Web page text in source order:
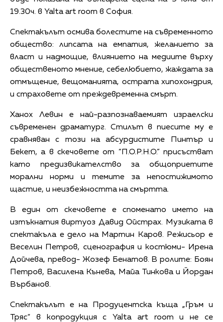
19.30ч. в Yalta art room в София.
Спектакълът осмива болестите на съвременното
общество: липсата на емпатия, желанието за
власт и надмощие, влиянието на медиите върху
общественото мнение, себелюбието, жаждата за
отмъщение, вещоманията, острата хипохондрия,
и страховете от преждевременна смърт.
Ханох Левин е най-разпознаваемият израелски
съвременен драматург. Стилът в пиесите му е
сравняван с този на абсурдистите Пинтър и
Бекет, а в скечовете от “П.О.Р.Н.О.” присъстват
като предизвикателство за общоприетите
морални норми и темите за непостижимото
щастие, и неизбежността на смъртта.
В един от скечовете е споменато името на
изтъкнатия виртуоз Давид Ойстрах. Музиката в
спектакъла е дело на Мартин Каров. Режисьор е
Веселин Петров, сценография и костюми- Ирена
Дойчева, превод- Жозеф Бенатов. В ролите: Боян
Петров, Василена Кънева, Майа Тинкова и Йордан
Върбанов.
Спектакълът е на Продуцентска къща „Гръм и
Тряс“ в копродукция с Yalta art room и не се